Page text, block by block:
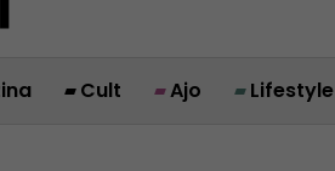
Cult Ajo Lifestyle